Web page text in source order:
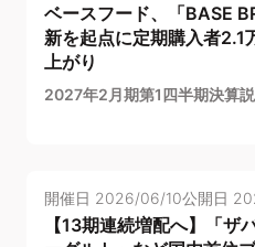
ベースフード、「BASE
新を起点に定期購入者
上がり
2027年2月期第1四半期決算
開催日 2026/06/10公開日
【13期連続増配へ】「ザ